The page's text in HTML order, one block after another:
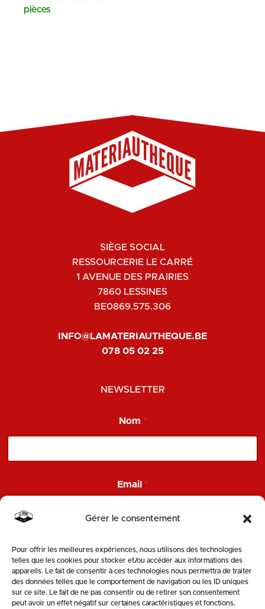
Gérer le consentement
Pour offrir les meilleures expériences, nous utilisons des technologies
telles que les cookies pour stocker et/ou accéder aux informations des
appareils. Le fait de consentir à ces technologies nous permettra de traiter
des données telles que le comportement de navigation ou les ID uniques
sur ce site. Le fait de ne pas consentir ou de retirer son consentement
peut avoir un effet négatif sur certaines caractéristiques et fonctions.
pièces
SIÈGE SOCIAL
RESSOURCERIE LE CARRÉ
1 AVENUE DES PRAIRIES
7860 LESSINES
BE0869.575.306
INFO@LAMATERIAUTHEQUE.BE
078 05 02 25
NEWSLETTER
Nom *
E
m
i
o
m
Email *
ENVOYER
SUIVEZ-NOUS